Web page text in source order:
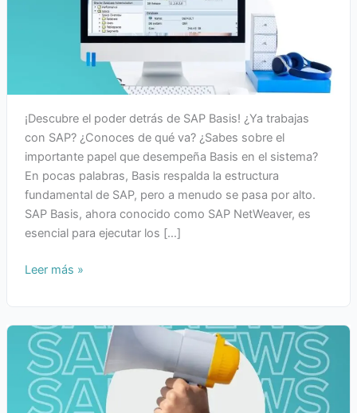
¡Descubre el poder detrás de SAP Basis! ¿Ya trabajas
con SAP? ¿Conoces de qué va? ¿Sabes sobre el
importante papel que desempeña Basis en el sistema?
En pocas palabras, Basis respalda la estructura
fundamental de SAP, pero a menudo se pasa por alto.
SAP Basis, ahora conocido como SAP NetWeaver, es
esencial para ejecutar los […]
Leer más »